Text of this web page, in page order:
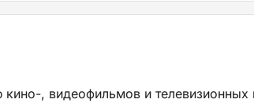
кино-, видеофильмов и